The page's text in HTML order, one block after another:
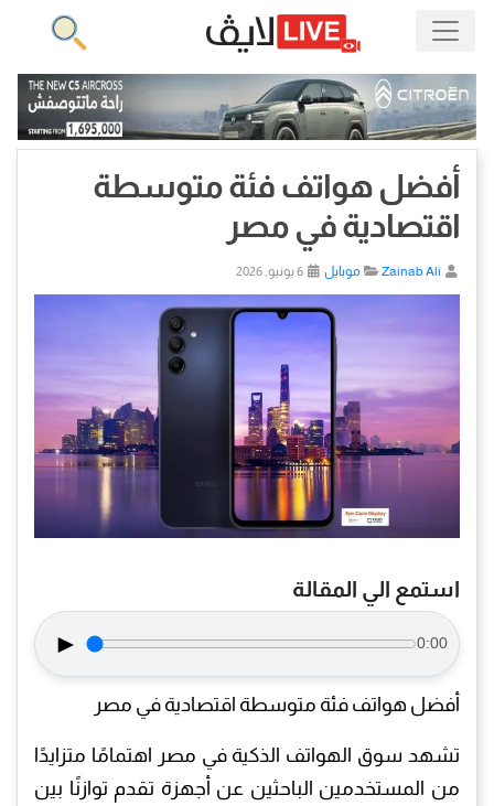
أفضل هواتف فئة متوسطة
اقتصادية في مصر
Zainab Ali موبايل
استمع الي المقالة
► 0:00
أفضل هواتف فئة متوسطة اقتصادية في مصر
تشهد سوق الهواتف الذكية في مصر اهتمامًا متزايدًا
من المستخدمين الباحثين عن أجهزة تقدم توازنًا بين